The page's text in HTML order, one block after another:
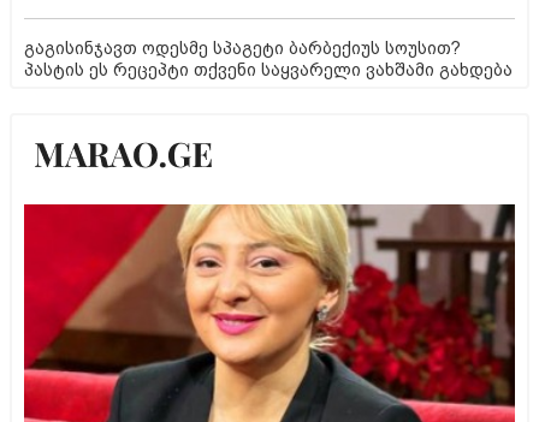
გაგისინჯავთ ოდესმე სპაგეტი ბარბექიუს სოუსით?
პასტის ეს რეცეპტი თქვენი საყვარელი ვახშამი გახდება